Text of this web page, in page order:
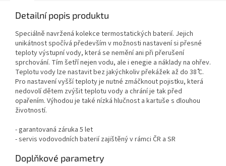
Detailní popis produktu
Speciálně navržená kolekce termostatických baterií. Jejich
unikátnost spočívá především v možnosti nastavení si přesné
teploty výstupní vody, která se nemění ani při přerušení
sprchování. Tím šetří nejen vodu, ale i enegie a náklady na ohřev.
Teplotu vody lze nastavit bez jakýchkoliv překážek až do 38 ̊C.
Pro nastavení vyšší teploty je nutné zmáčknout pojistku, která
nedovolí dětem zvýšit teplotu vody a chrání je tak před
opařením. Výhodou je také nízká hlučnost a kartuše s dlouhou
životností.
- garantovaná záruka 5 let
- servis vodovodních baterií zajištěný v rámci ČR a SR
Doplňkové parametry